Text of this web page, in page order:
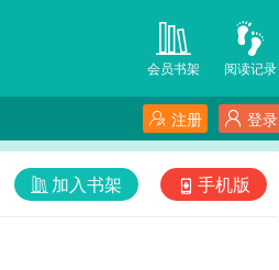
阅读记录
会员书架
登录
注册
手机版
加入书架